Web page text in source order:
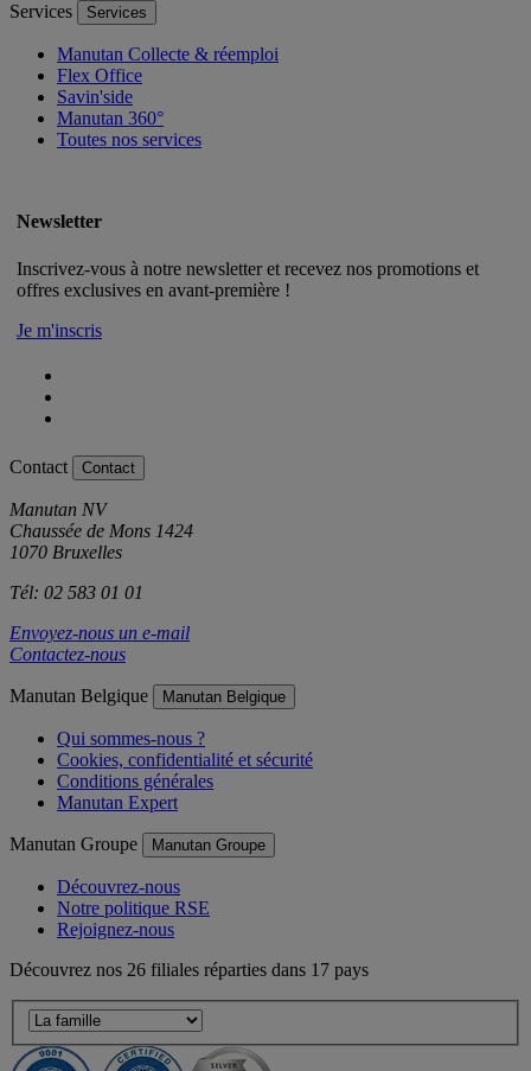
Services Services
Manutan Collecte & réemploi
Flex Office
Savin'side
Manutan 360°
Toutes nos services
Newsletter
Inscrivez-vous à notre newsletter et recevez nos promotions et
offres exclusives en avant-première !
Je m'inscris
Contact Contact
Manutan NV
Chaussée de Mons 1424
1070 Bruxelles
Tél: 02 583 01 01
Envoyez-nous un e-mail
Contactez-nous
Manutan Belgique Manutan Belgique
Qui sommes-nous ?
Cookies, confidentialité et sécurité
Conditions générales
Manutan Expert
Manutan Groupe Manutan Groupe
Découvrez-nous
Notre politique RSE
Rejoignez-nous
Découvrez nos 26 filiales réparties dans 17 pays